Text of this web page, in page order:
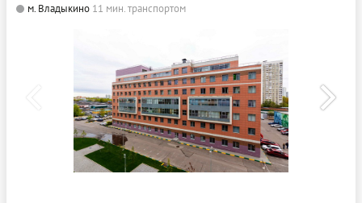
м. Владыкино 11 мин. транспортом